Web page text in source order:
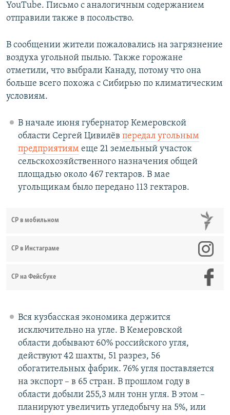
YouTube. Письмо с аналогичным содержанием
отправили также в посольство.
В сообщении жители пожаловались на загрязнение
воздуха угольной пылью. Также горожане
отметили, что выбрали Канаду, потому что она
больше всего похожа с Сибирью по климатическим
условиям.
В начале июня губернатор Кемеровской
области Сергей Цивилёв передал угольным
предприятиямеще 21 земельный участок
сельскохозяйственного назначения общей
площадью около 467 гектаров. В мае
угольщикам было передано 113 гектаров.
СР в мобильном
СР в Инстаграме
СР на Фейсбуке
Вся кузбасская экономика держится
исключительно на угле. В Кемеровской
области добывают 60% российского угля,
действуют 42 шахты, 51 разрез, 56
обогатительных фабрик. 76% угля поставляется
на экспорт – в 65 стран. В прошлом году в
области добыли 255,3 млн тонн угля. В этом –
планируют увеличить угледобычу на 5%, или